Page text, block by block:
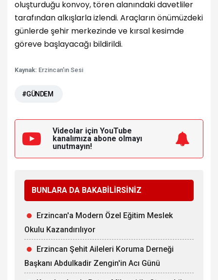
oluşturduğu konvoy, tören alanındaki davetliler
tarafından alkışlarla izlendi. Araçların önümüzdeki
günlerde şehir merkezinde ve kırsal kesimde
göreve başlayacağı bildirildi.
Kaynak: Erzincan'ın Sesi
#GÜNDEM
Videolar için YouTube
kanalımıza abone olmayı
unutmayın!
BUNLARA DA BAKABİLİRSİNİZ
Erzincan'a Modern Özel Eğitim Meslek
Okulu Kazandırılıyor
Erzincan Şehit Aileleri Koruma Derneği
Başkanı Abdulkadir Zengin'in Acı Günü